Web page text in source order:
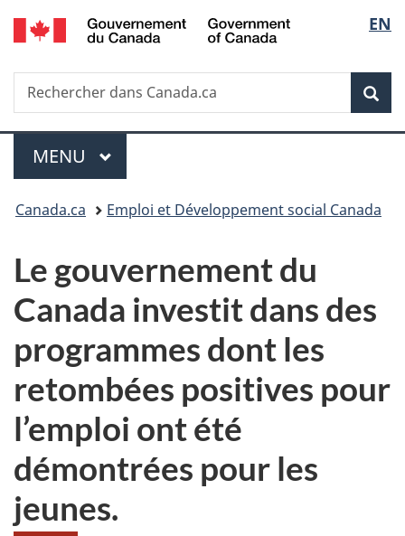
Passer
au
principal
Passer
à
Au
du
Passer
à
version
simplifiée
de
la
EN
Recherche
Rechercher
dans
Menu
MENU PRINCIPAL
Vous
ici :
Canada.ca Emploi et Développement social Canada
Le gouvernement du
Canada investit dans des
programmes dont les
retombées positives pour
l’emploi ont été
démontrées pour les
jeunes.